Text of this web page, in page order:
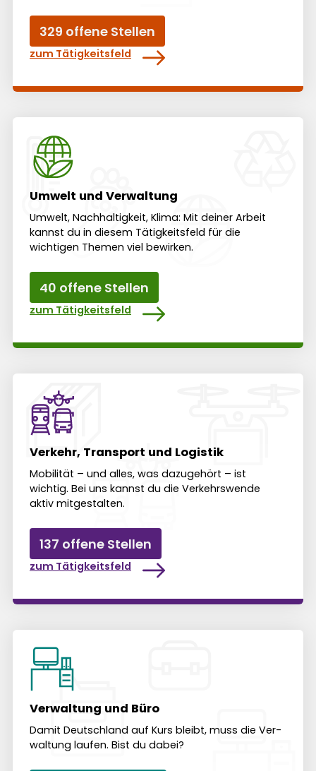
329 offene Stellen
zum Tätigkeitsfeld
Umwelt und Verwaltung
Umwelt, Nach­haltig­keit, Klima: Mit deiner Arbeit
kannst du in diesem Tätig­keits­feld für die
wichtigen Themen viel bewirken.
40 offene Stellen
zum Tätigkeitsfeld
Verkehr, Transport und Logistik
Mobilität – und alles, was dazu­ge­hört – ist
wichtig. Bei uns kannst du die Ver­kehrs­wende
aktiv mit­ge­stalten.
137 offene Stellen
zum Tätigkeitsfeld
Verwaltung und Büro
Damit Deutsch­land auf Kurs bleibt, muss die Ver­
wal­tung laufen. Bist du dabei?